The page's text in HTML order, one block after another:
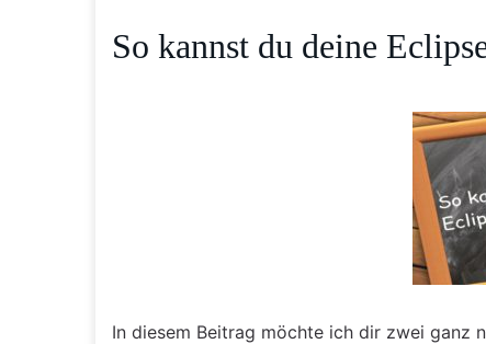
So kannst du deine
In diesem Beitrag möchte ich dir zwei ganz